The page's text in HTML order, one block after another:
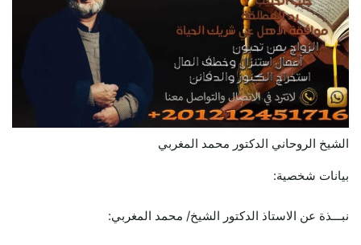
الشيخ الروحاني الدكتور محمد المغربي
بيانات شخصية:
نبـــذة عن الاستاذ الدكتور الشيخ/ محمد المغربي: